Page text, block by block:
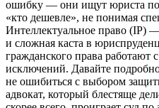
ошибку — они ищут юриста
«кто дешевле», не понимая
Интеллектуальное право (IP)
и сложная каста в
гражданского права работают
исключений. Давайте
не ошибиться с выбором
адвокат, который блестяще